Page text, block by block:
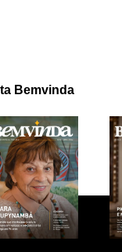
Bemvinda